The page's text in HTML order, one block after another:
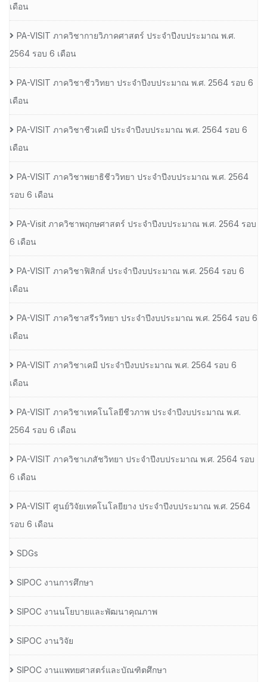
เดือน
PA-VISIT ภาควิชากายวิภาคศาสตร์ ประจำปีงบประมาณ พ.ศ.
2564 รอบ 6 เดือน
PA-VISIT ภาควิชาชีววิทยา ประจำปีงบประมาณ พ.ศ. 2564 รอบ 6
เดือน
PA-VISIT ภาควิชาชีวเคมี ประจำปีงบประมาณ พ.ศ. 2564 รอบ 6
เดือน
PA-VISIT ภาควิชาพยาธิชีววิทยา ประจำปีงบประมาณ พ.ศ. 2564
รอบ 6 เดือน
PA-Visit ภาควิชาพฤกษศาสตร์ ประจำปีงบประมาณ พ.ศ. 2564 รอบ
6 เดือน
PA-VISIT ภาควิชาฟิสิกส์ ประจำปีงบประมาณ พ.ศ. 2564 รอบ 6
เดือน
PA-VISIT ภาควิชาสรีรวิทยา ประจำปีงบประมาณ พ.ศ. 2564 รอบ 6
เดือน
PA-VISIT ภาควิชาเคมี ประจำปีงบประมาณ พ.ศ. 2564 รอบ 6
เดือน
PA-VISIT ภาควิชาเทคโนโลยีชีวภาพ ประจำปีงบประมาณ พ.ศ.
2564 รอบ 6 เดือน
PA-VISIT ภาควิชาเภสัชวิทยา ประจำปีงบประมาณ พ.ศ. 2564 รอบ
6 เดือน
PA-VISIT ศูนย์วิจัยเทคโนโลยียาง ประจำปีงบประมาณ พ.ศ. 2564
รอบ 6 เดือน
SDGs
SIPOC งานการศึกษา
SIPOC งานนโยบายและพัฒนาคุณภาพ
SIPOC งานวิจัย
SIPOC งานแพทยศาสตร์และบัณฑิตศึกษา